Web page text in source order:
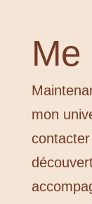
Me
mon